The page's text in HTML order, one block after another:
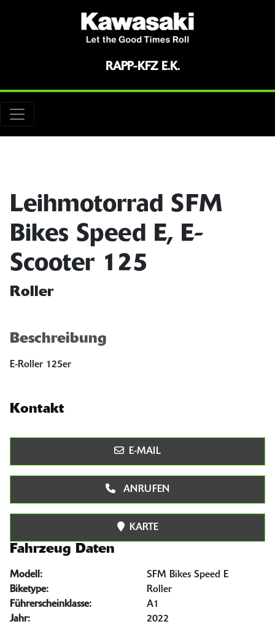
RAPP-KFZ E.K.
Leihmotorrad SFM
Bikes Speed E, E-
Scooter 125
Roller
Beschreibung
E-Roller 125er
Kontakt
E-MAIL
ANRUFEN
KARTE
Fahrzeug Daten
Modell:
SFM Bikes Speed E
Biketype:
Roller
Führerscheinklasse:
A1
Jahr:
2022